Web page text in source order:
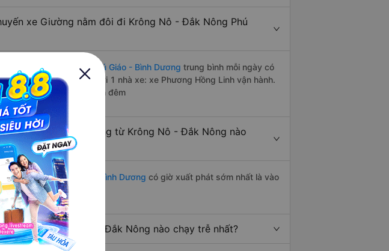
xe Giường nằm đôi đi Krông Nô - Đắk Nông Phú
Krông Nô - Đắk Nông Phú Giáo - Bình Dương trung bình mỗi ngày có
từ 19:00 đến 19:00 bởi 1 nhà xe: xe Phương Hồng Linh vận hành.
buổi trưa, buổi chiều, ban đêm
Phú Giáo - Bình Dương từ Krông Nô - Đắk Nông nào
- Đắk Nông Phú Giáo - Bình Dương có giờ xuất phát sớm nhất là vào
Dương từ Krông Nô - Đắk Nông nào chạy trễ nhất?